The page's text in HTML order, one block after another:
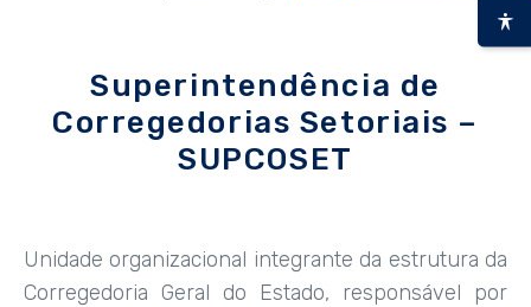
Superintendência de
Corregedorias Setoriais –
SUPCOSET
Unidade organizacional integrante da estrutura da
Corregedoria Geral do Estado, responsável por